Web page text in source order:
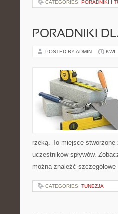
CATEGORIES: PORADNIKI I
PORADNIKI
POSTED BY ADMIN KWI
rzeką. To miejsce
uczestników spływów.
można znaleźć
CATEGORIES: TUNEZJA